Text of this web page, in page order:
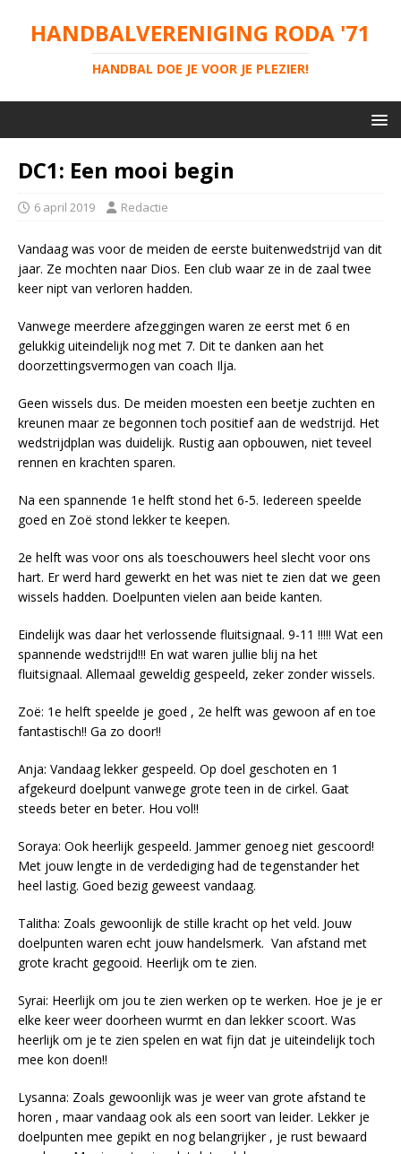
HANDBALVERENIGING RODA '71
HANDBAL DOE JE VOOR JE PLEZIER!
DC1: Een mooi begin
6 april 2019 Redactie
Vandaag was voor de meiden de eerste buitenwedstrijd van dit
jaar. Ze mochten naar Dios. Een club waar ze in de zaal twee
keer nipt van verloren hadden.
Vanwege meerdere afzeggingen waren ze eerst met 6 en
gelukkig uiteindelijk nog met 7. Dit te danken aan het
doorzettingsvermogen van coach Ilja.
Geen wissels dus. De meiden moesten een beetje zuchten en
kreunen maar ze begonnen toch positief aan de wedstrijd. Het
wedstrijdplan was duidelijk. Rustig aan opbouwen, niet teveel
rennen en krachten sparen.
Na een spannende 1e helft stond het 6-5. Iedereen speelde
goed en Zoë stond lekker te keepen.
2e helft was voor ons als toeschouwers heel slecht voor ons
hart. Er werd hard gewerkt en het was niet te zien dat we geen
wissels hadden. Doelpunten vielen aan beide kanten.
Eindelijk was daar het verlossende fluitsignaal. 9-11 !!!!! Wat een
spannende wedstrijd!!! En wat waren jullie blij na het
fluitsignaal. Allemaal geweldig gespeeld, zeker zonder wissels.
Zoë: 1e helft speelde je goed , 2e helft was gewoon af en toe
fantastisch!! Ga zo door!!
Anja: Vandaag lekker gespeeld. Op doel geschoten en 1
afgekeurd doelpunt vanwege grote teen in de cirkel. Gaat
steeds beter en beter. Hou vol!!
Soraya: Ook heerlijk gespeeld. Jammer genoeg niet gescoord!
Met jouw lengte in de verdediging had de tegenstander het
heel lastig. Goed bezig geweest vandaag.
Talitha: Zoals gewoonlijk de stille kracht op het veld. Jouw
doelpunten waren echt jouw handelsmerk. Van afstand met
grote kracht gegooid. Heerlijk om te zien.
Syrai: Heerlijk om jou te zien werken op te werken. Hoe je je er
elke keer weer doorheen wurmt en dan lekker scoort. Was
heerlijk om je te zien spelen en wat fijn dat je uiteindelijk toch
mee kon doen!!
Lysanna: Zoals gewoonlijk was je weer van grote afstand te
horen , maar vandaag ook als een soort van leider. Lekker je
doelpunten mee gepikt en nog belangrijker , je rust bewaard